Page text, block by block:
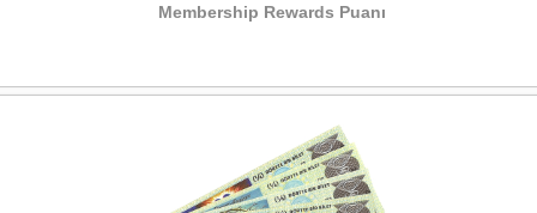
Membership Rewards Puanı